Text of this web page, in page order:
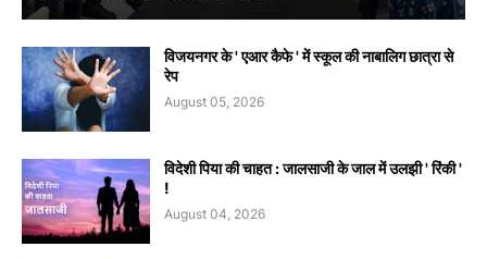
विजयनगर के ' एआर कैफे ' में स्कूल की नाबालिग छात्रा से
रेप
August 05, 2026
विदेशी पिया की चाहत : जालसाजी के जाल में उलझी ' रिंकी '
!
August 04, 2026